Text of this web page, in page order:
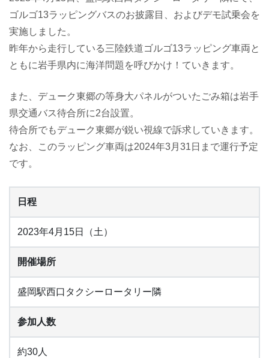
ゴルゴ13ラッピングバスのお披露目、およびデモ試乗会を
実施しました。
昨年から走行している三陸鉄道ゴルゴ13ラッピング車両と
ともに岩手県内に海洋問題を呼びかけ！ていきます。
また、デューク東郷の等身大パネルがついたごみ箱は岩手
県交通バス待合所に2台設置。
待合所でもデューク東郷が鋭い視線で訴求していきます。
なお、このラッピング車両は2024年3月31日まで運行予定
です。
日程
2023年4月15日（土）
開催場所
盛岡駅西口タクシーロータリー隣
参加人数
約30人